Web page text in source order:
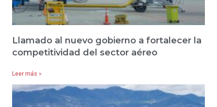
Llamado al nuevo gobierno a fortalecer la
competitividad del sector aéreo
Leer más »